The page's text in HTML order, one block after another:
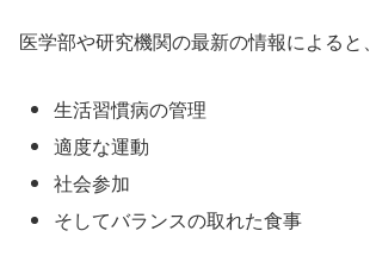
医学部や研究機関の最新の情報によると、
生活習慣病の管理
適度な運動
社会参加
そしてバランスの取れた食事